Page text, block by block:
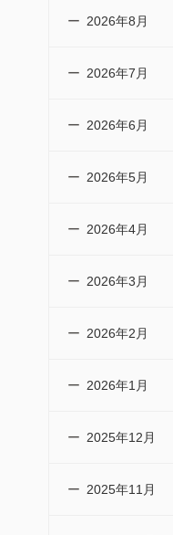
2026年8月
2026年7月
2026年6月
2026年5月
2026年4月
2026年3月
2026年2月
2026年1月
2025年12月
2025年11月